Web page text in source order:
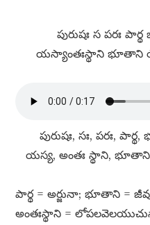
పురుషః స పరః
యస్యాంతఃస్థాని భూతాని
పురుషః, సః, పరః,
యస్య, అంతః స్థాని,
పార్థ = అర్జునా; భూతాని =
అంతఃస్థాని =